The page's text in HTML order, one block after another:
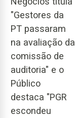
"Gestores da
PT passaram
na avaliação da
comissão de
auditoria" e o
Público
destaca "PGR
escondeu